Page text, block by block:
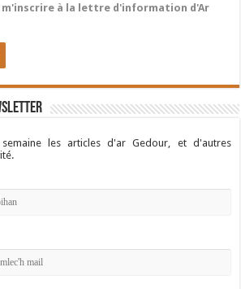
m'inscrire à la lettre d'information d'Ar
les articles d'ar Gedour, et d'autres